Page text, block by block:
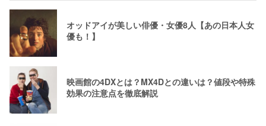
オッドアイが美しい俳優・女優8人【あの日本人女
優も！】
映画館の4DXとは？MX4Dとの違いは？値段や特殊
効果の注意点を徹底解説